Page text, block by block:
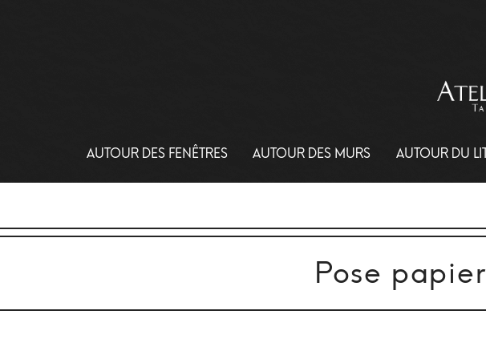
AUTOUR DES FENÊTRES AUTOUR DES MURS AUTOUR DU
Pose